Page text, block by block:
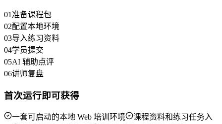
01 准备课程包
02配置本地环境
03导入练习资料
04学员提交
05AI 辅助点评
06讲师复盘
首次运行即可获得
一套可启动的本地 Web 培训环境
课程资料和练习任务入